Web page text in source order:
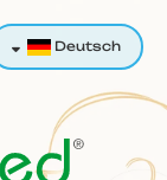
Deutsch